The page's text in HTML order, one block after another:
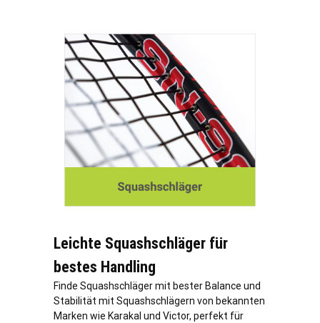
Leichte Squashschläger für
bestes Handling
Finde Squashschläger mit bester Balance und
Stabilität mit Squashschlägern von bekannten
Marken wie Karakal und Victor, perfekt für